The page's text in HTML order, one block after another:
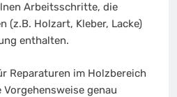
Arbeitsschritte, die
(z.B. Holzart, Kleber, Lacke)
enthalten.
Reparaturen im Holzbereich
genau